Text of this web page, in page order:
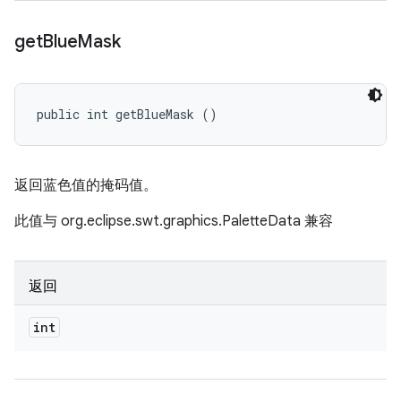
getBlueMask
public int getBlueMask ()
返回蓝色值的掩码值。
此值与 org.eclipse.swt.graphics.PaletteData 兼容
返回
int